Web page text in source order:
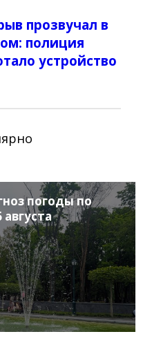
прозвучал в
полиция
устройство
погоды по